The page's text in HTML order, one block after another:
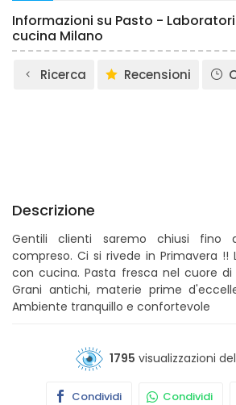
Informazioni su Pasto -
cucina Milano
Ricerca Recensioni
Descrizione
Gentili clienti saremo chiusi fino
compreso. Ci si rivede in Primavera !!
con cucina. Pasta fresca nel cuore di
Grani antichi, materie prime
Ambiente tranquillo e confortevole
1795 visualizzazioni
Condividi Condividi